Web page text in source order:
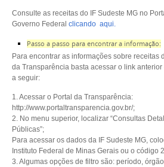
Consulte as receitas do IF Sudeste MG no
Governo Federal clicando aqui.
Passo a passo para encontrar a informação:
Para encontrar as informações sobre receitas
da Transparência basta acessar o link
a seguir:
1. Acessar o Portal da Transparência:
http://www.portaltransparencia.gov.br/;
2. No menu superior, localizar “Consultas
Públicas”;
Para acessar os dados da IF Sudeste MG,
Instituto Federal de Minas Gerais ou o código
3. Algumas opções de filtro são: período,